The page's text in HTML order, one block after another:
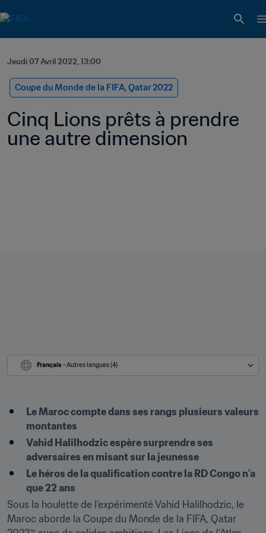
Jeudi 07 Avril 2022, 13:00
Coupe du Monde de la FIFA, Qatar 2022
Cinq Lions prêts à prendre
une autre dimension
Français - Autres langues (4)
Le Maroc compte dans ses rangs plusieurs valeurs
montantes
Vahid Halilhodzic espère surprendre ses
adversaires en misant sur la jeunesse
Le héros de la qualification contre la RD Congo n’a
que 22 ans
Sous la houlette de l’expérimenté Vahid Halilhodzic, le
Maroc aborde la Coupe du Monde de la FIFA, Qatar